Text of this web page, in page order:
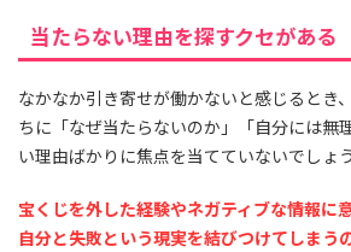
当たらない理由を探すクセがある
なかなか引き寄せが働かないと感じるとき
ちに「なぜ当たらないのか」「自分には無
い理由ばかりに焦点を当てていないでしょう
宝くじを外した経験やネガティブな情報に
自分と失敗という現実を結びつけてしまう